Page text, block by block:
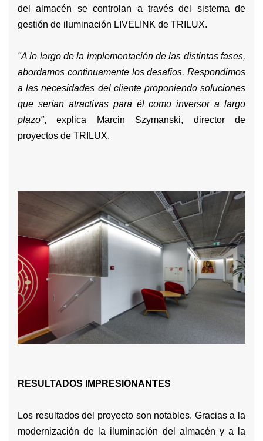
del almacén se controlan a través del sistema de
gestión de iluminación LIVELINK de TRILUX.
"A lo largo de la implementación de las distintas fases,
abordamos continuamente los desafíos. Respondimos
a las necesidades del cliente proponiendo soluciones
que serían atractivas para él como inversor a largo
plazo", explica Marcin Szymanski, director de
proyectos de TRILUX.
RESULTADOS IMPRESIONANTES
Los resultados del proyecto son notables. Gracias a la
modernización de la iluminación del almacén y a la